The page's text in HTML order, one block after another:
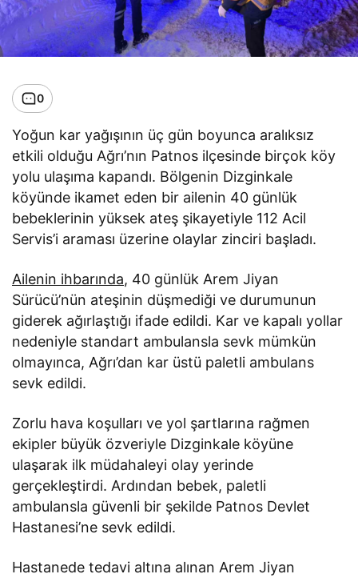
0
Yoğun kar yağışının üç gün boyunca aralıksız
etkili olduğu Ağrı’nın Patnos ilçesinde birçok köy
yolu ulaşıma kapandı. Bölgenin Dizginkale
köyünde ikamet eden bir ailenin 40 günlük
bebeklerinin yüksek ateş şikayetiyle 112 Acil
Servis’i araması üzerine olaylar zinciri başladı.
Ailenin ihbarında, 40 günlük Arem Jiyan
Sürücü’nün ateşinin düşmediği ve durumunun
giderek ağırlaştığı ifade edildi. Kar ve kapalı yollar
nedeniyle standart ambulansla sevk mümkün
olmayınca, Ağrı’dan kar üstü paletli ambulans
sevk edildi.
Zorlu hava koşulları ve yol şartlarına rağmen
ekipler büyük özveriyle Dizginkale köyüne
ulaşarak ilk müdahaleyi olay yerinde
gerçekleştirdi. Ardından bebek, paletli
ambulansla güvenli bir şekilde Patnos Devlet
Hastanesi’ne sevk edildi.
Hastanede tedavi altına alınan Arem Jiyan